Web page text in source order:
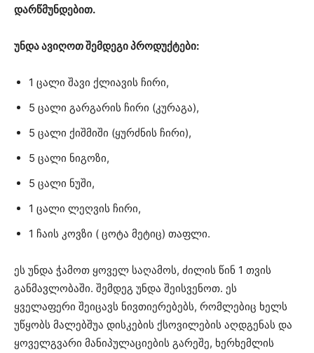
დარწმუნდებით.
უნდა ავიღოთ შემდეგი პროდუქტები:
1 ცალი შავი ქლიავის ჩირი,
5 ცალი გარგარის ჩირი (კურაგა),
5 ცალი ქიშმიში (ყურძნის ჩირი),
5 ცალი ნიგოზი,
5 ცალი ნუში,
1 ცალი ლეღვის ჩირი,
1 ჩაის კოვზი ( ცოტა მეტიც) თაფლი.
ეს უნდა ჭამოთ ყოველ საღამოს, ძილის წინ 1 თვის
განმავლობაში. შემდეგ უნდა შეისვენოთ. ეს
ყველაფერი შეიცავს ნივთიერებებს, რომლებიც ხელს
უწყობს მალებშუა დისკების ქსოვილების აღდგენას და
ყოველგვარი მანიპულაციების გარეშე, ხერხემლის